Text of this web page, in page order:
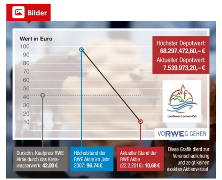
Bilder